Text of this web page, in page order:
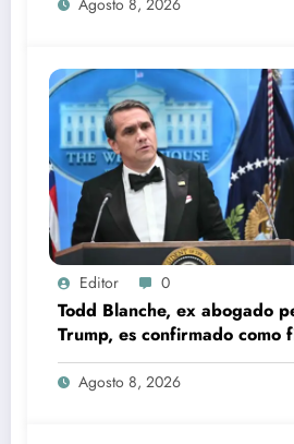
Editor 0
Todd Blanche, ex abogado
Trump, es confirmado como
de EU
Agosto 8, 2026